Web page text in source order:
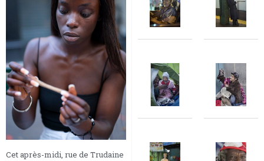
Cet après-midi, rue de Trudaine